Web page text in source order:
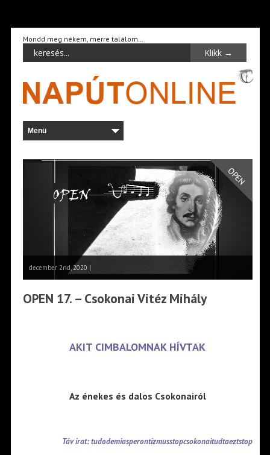
Mondd meg nékem, merre találom…
OPEN
december 2nd, 2020 |
OPEN 17. – Csokonai Vitéz Mihály
AKIT CIMBALOMNAK HÍVTAK
Az énekes és dalos Csokonairól
Táv irat: tudodemiasperontizmusstopcsokonaitudtaeztstop